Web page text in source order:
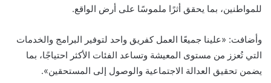
للمواطنين، بما يحقق أثرًا ملموسًا على أرض الواقع.
وأضافت: «علينا جميعًا العمل كفريق واحد لتوفير البرامج والخدمات
التي تُعزز من مستوى المعيشة وتساعد الفئات الأكثر احتياجًا، بما
يضمن تحقيق العدالة الاجتماعية والوصول إلى المستحقين».